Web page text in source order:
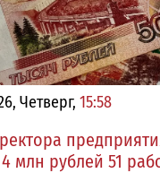
Четверг, 15:58
млн рублей 51